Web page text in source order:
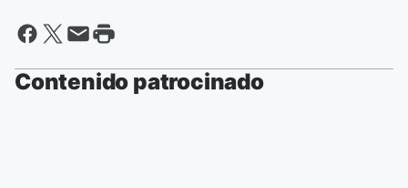
Contenido patrocinado